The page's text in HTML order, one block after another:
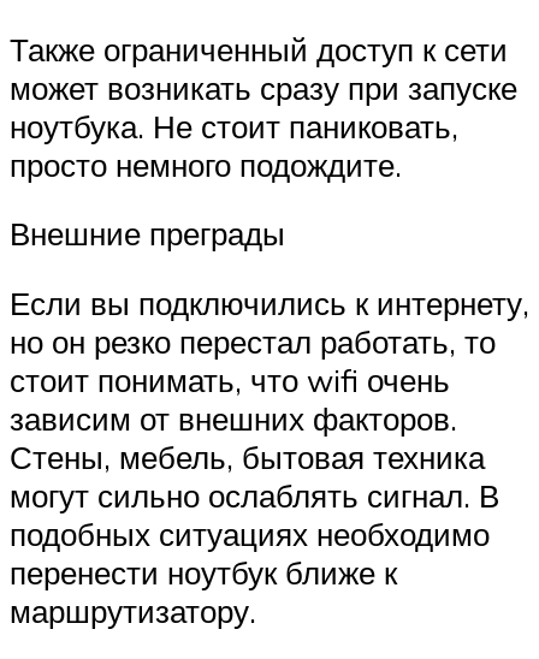
Также ограниченный доступ к сети
может возникать сразу при запуске
ноутбука. Не стоит паниковать,
просто немного подождите.
Внешние преграды
Если вы подключились к интернету,
но он резко перестал работать, то
стоит понимать, что wifi очень
зависим от внешних факторов.
Стены, мебель, бытовая техника
могут сильно ослаблять сигнал. В
подобных ситуациях необходимо
перенести ноутбук ближе к
маршрутизатору.